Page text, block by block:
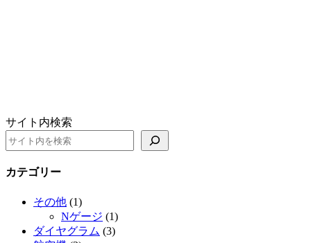
サイト内検索
カテゴリー
その他 (1)
Nゲージ (1)
ダイヤグラム (3)